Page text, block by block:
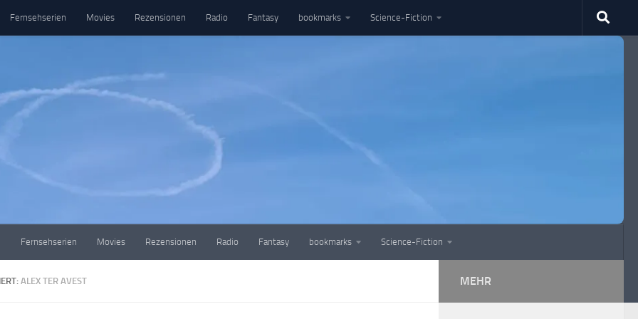
Fernsehserien Movies Rezensionen Radio Fantasy bookmarks Science-Fiction
Fernsehserien Movies Rezensionen Radio Fantasy bookmarks Science-Fiction
ALEX TER AVEST MEHR